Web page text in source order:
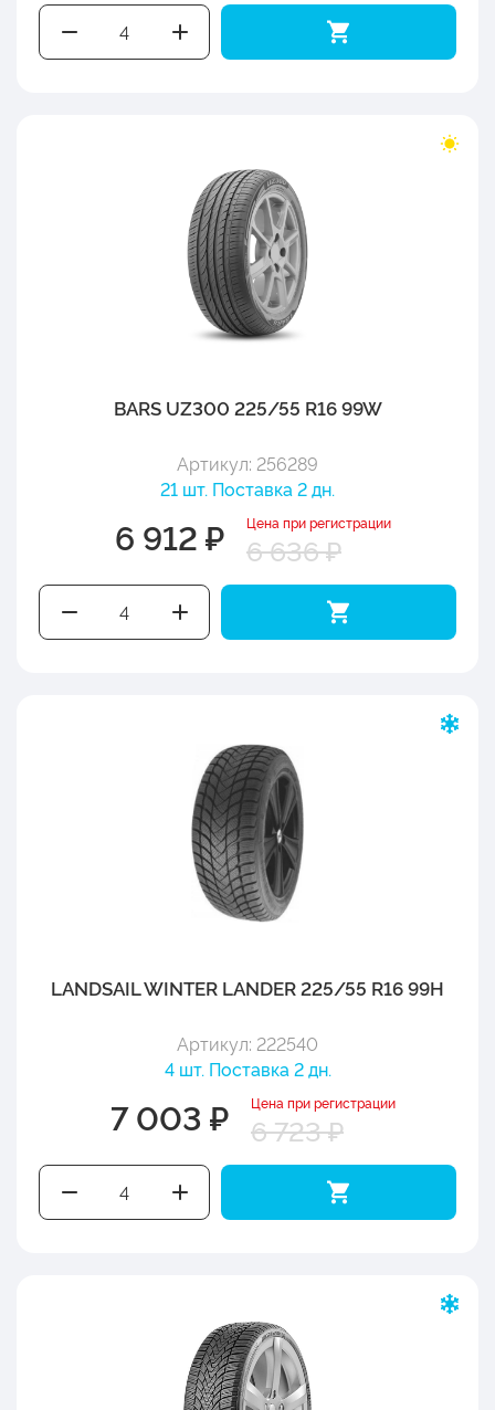
BARS UZ300 225/55 R16 99W
Артикул: 256289
21 шт. Поставка 2 дн.
6 912 ₽ Цена при регистрации
6 636 ₽
LANDSAIL WINTER LANDER 225/55 R16 99H
Артикул: 222540
4 шт. Поставка 2 дн.
7 003 ₽ Цена при регистрации
6 723 ₽